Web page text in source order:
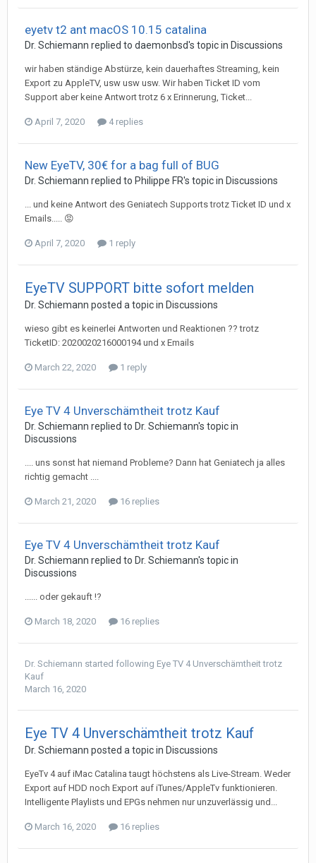
eyetv t2 ant macOS 10.15 catalina
Dr. Schiemann replied to daemonbsd's topic in Discussions
wir haben ständige Abstürze, kein dauerhaftes Streaming, kein
Export zu AppleTV, usw usw usw. Wir haben Ticket ID vom
Support aber keine Antwort trotz 6 x Erinnerung, Ticket...
April 7, 2020 4 replies
New EyeTV, 30€ for a bag full of BUG
Dr. Schiemann replied to Philippe FR's topic in Discussions
... und keine Antwort des Geniatech Supports trotz Ticket ID und x
Emails..... 😡
April 7, 2020 1 reply
EyeTV SUPPORT bitte sofort melden
Dr. Schiemann posted a topic in Discussions
wieso gibt es keinerlei Antworten und Reaktionen ?? trotz
TicketID: 2020020216000194 und x Emails
March 22, 2020 1 reply
Eye TV 4 Unverschämtheit trotz Kauf
Dr. Schiemann replied to Dr. Schiemann's topic in
Discussions
.... uns sonst hat niemand Probleme? Dann hat Geniatech ja alles
richtig gemacht ....
March 21, 2020 16 replies
Eye TV 4 Unverschämtheit trotz Kauf
Dr. Schiemann replied to Dr. Schiemann's topic in
Discussions
...... oder gekauft !?
March 18, 2020 16 replies
Dr. Schiemann started following Eye TV 4 Unverschämtheit trotz
Kauf
March 16, 2020
Eye TV 4 Unverschämtheit trotz Kauf
Dr. Schiemann posted a topic in Discussions
EyeTv 4 auf iMac Catalina taugt höchstens als Live-Stream. Weder
Export auf HDD noch Export auf iTunes/AppleTv funktionieren.
Intelligente Playlists und EPGs nehmen nur unzuverlässig und...
March 16, 2020 16 replies